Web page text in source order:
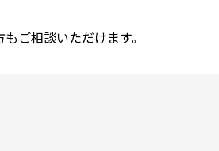
ご相談いただけます。